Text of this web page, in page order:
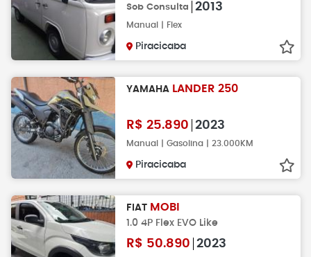
Sob Consulta 2013
Manual | Flex
Piracicaba
YAMAHA LANDER 250
R$ 25.890 2023
Manual | Gasolina | 23.000KM
Piracicaba
FIAT MOBI
1.0 4P Flex EVO Like
R$ 50.890 2023